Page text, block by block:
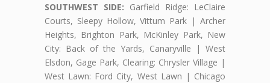
SOUTHWEST SIDE: Garfield Ridge: LeClaire
Courts, Sleepy Hollow, Vittum Park | Archer
Heights, Brighton Park, McKinley Park, New
City: Back of the Yards, Canaryville | West
Elsdon, Gage Park, Clearing: Chrysler Village |
West Lawn: Ford City, West Lawn | Chicago